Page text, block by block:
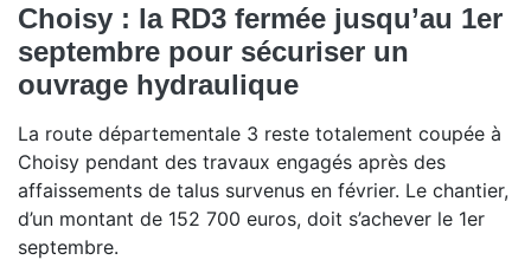
Choisy : la RD3 fermée jusqu’au 1er
septembre pour sécuriser un
ouvrage hydraulique
La route départementale 3 reste totalement coupée à
Choisy pendant des travaux engagés après des
affaissements de talus survenus en février. Le chantier,
d’un montant de 152 700 euros, doit s’achever le 1er
septembre.